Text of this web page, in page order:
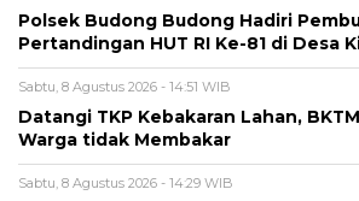
Polsek Budong Budong Hadiri
Pertandingan HUT RI Ke-81 di Desa
Sabtu, 8 Agustus 2026 - 14:51 WIB
Datangi TKP Kebakaran Lahan,
Warga tidak Membakar
Sabtu, 8 Agustus 2026 - 14:29 WIB